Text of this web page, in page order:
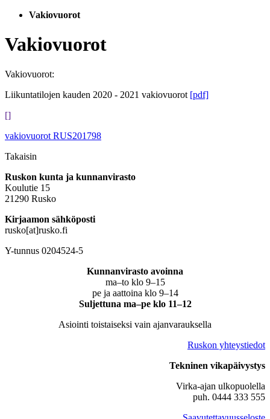
Vakiovuorot
Vakiovuorot
Vakiovuorot:
Liikuntatilojen kauden 2020 - 2021 vakiovuorot [pdf]
[]
vakiovuorot RUS201798
Takaisin
Ruskon kunta ja kunnanvirasto
Koulutie 15
21290 Rusko
Kirjaamon sähköposti
rusko[at]rusko.fi
Y-tunnus 0204524-5
Kunnanvirasto avoinna
ma–to klo 9–15
pe ja aattoina klo 9–14
Suljettuna ma–pe klo 11–12
Asiointi toistaiseksi vain ajanvarauksella
Ruskon yhteystiedot
Tekninen vikapäivystys
Virka-ajan ulkopuolella
puh. 0444 333 555